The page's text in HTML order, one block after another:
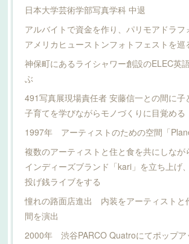
日本大学芸術学部写真学科 中退
アルバイトで資金を作り、パリモアドラフ
アメリカヒューストンフォトフェストを巡
神保町にあるライシャワー創設のELEC英
ぶ
491写真展現場責任者 安藤信一との間に子
子育てを学びながらモノづくりに目覚める
1997年 アーティストのための空間「
複数のアーティストと住と食を共にしなが
インディーズブランド「kari」を立ち上げ
投げ銭ライブをする
憧れの路面店進出 内装をアーティストと
間を演出
2000年 渋谷PARCO Quatroにてポップア